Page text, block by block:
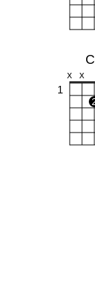
X X
1